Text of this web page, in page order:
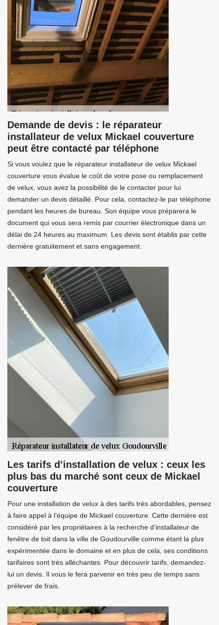
Demande de devis : le réparateur
installateur de velux Mickael couverture
peut être contacté par téléphone
Si vous voulez que le réparateur installateur de velux Mickael
couverture vous évalue le coût de votre pose ou remplacement
de velux, vous avez la possibilité de le contacter pour lui
demander un devis détaillé. Pour cela, contactez-le par téléphone
pendant les heures de bureau. Son équipe vous préparera le
document qui vous sera remis par courrier électronique dans un
délai de 24 heures au maximum. Les devis sont établis par cette
dernière gratuitement et sans engagement.
Les tarifs d’installation de velux : ceux les
plus bas du marché sont ceux de Mickael
couverture
Pour une installation de velux à des tarifs très abordables, pensez
à faire appel à l’équipe de Mickael couverture. Cette dernière est
considéré par les propriétaires à la recherche d’installateur de
fenêtre de toit dans la ville de Goudourville comme étant la plus
expérimentée dans le domaine et en plus de cela, ses conditions
tarifaires sont très alléchantes. Pour découvrir tarifs, demandez-
lui un devis. Il vous le fera parvenir en très peu de temps sans
prélever de frais.